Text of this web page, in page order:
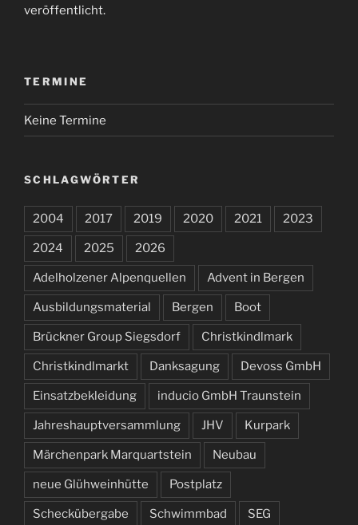
veröffentlicht.
TERMINE
Keine Termine
SCHLAGWÖRTER
2004 2017 2019 2020 2021 2023
2024 2025 2026
Adelholzener Alpenquellen Advent in Bergen
Ausbildungsmaterial Bergen Boot
Brückner Group Siegsdorf Christkindlmark
Christkindlmarkt Danksagung Devoss GmbH
Einsatzbekleidung inducio GmbH Traunstein
Jahreshauptversammlung JHV Kurpark
Märchenpark Marquartstein Neubau
neue Glühweinhütte Postplatz
Scheckübergabe Schwimmbad SEG